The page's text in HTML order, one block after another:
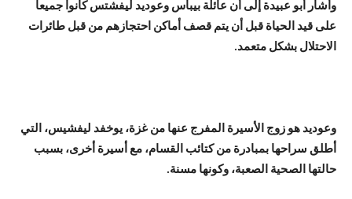
وأشار أبو عبيدة إلى أن عائلة بيباس وعوديد ليفشتس كانوا جميعاً
على قيد الحياة قبل أن يتم قصف أماكن احتجازهم من قبل طائرات
الاحتلال بشكل متعمد.
وعوديد هو زوج الأسيرة المفرج عنها من غزة، يوخفد ليفشيس، التي
أطلق سراحها بمبادرة من كتائب القسام، مع أسيرة أخرى، بسبب
حالتها الصحية الصعبة، وكونها مسنة.